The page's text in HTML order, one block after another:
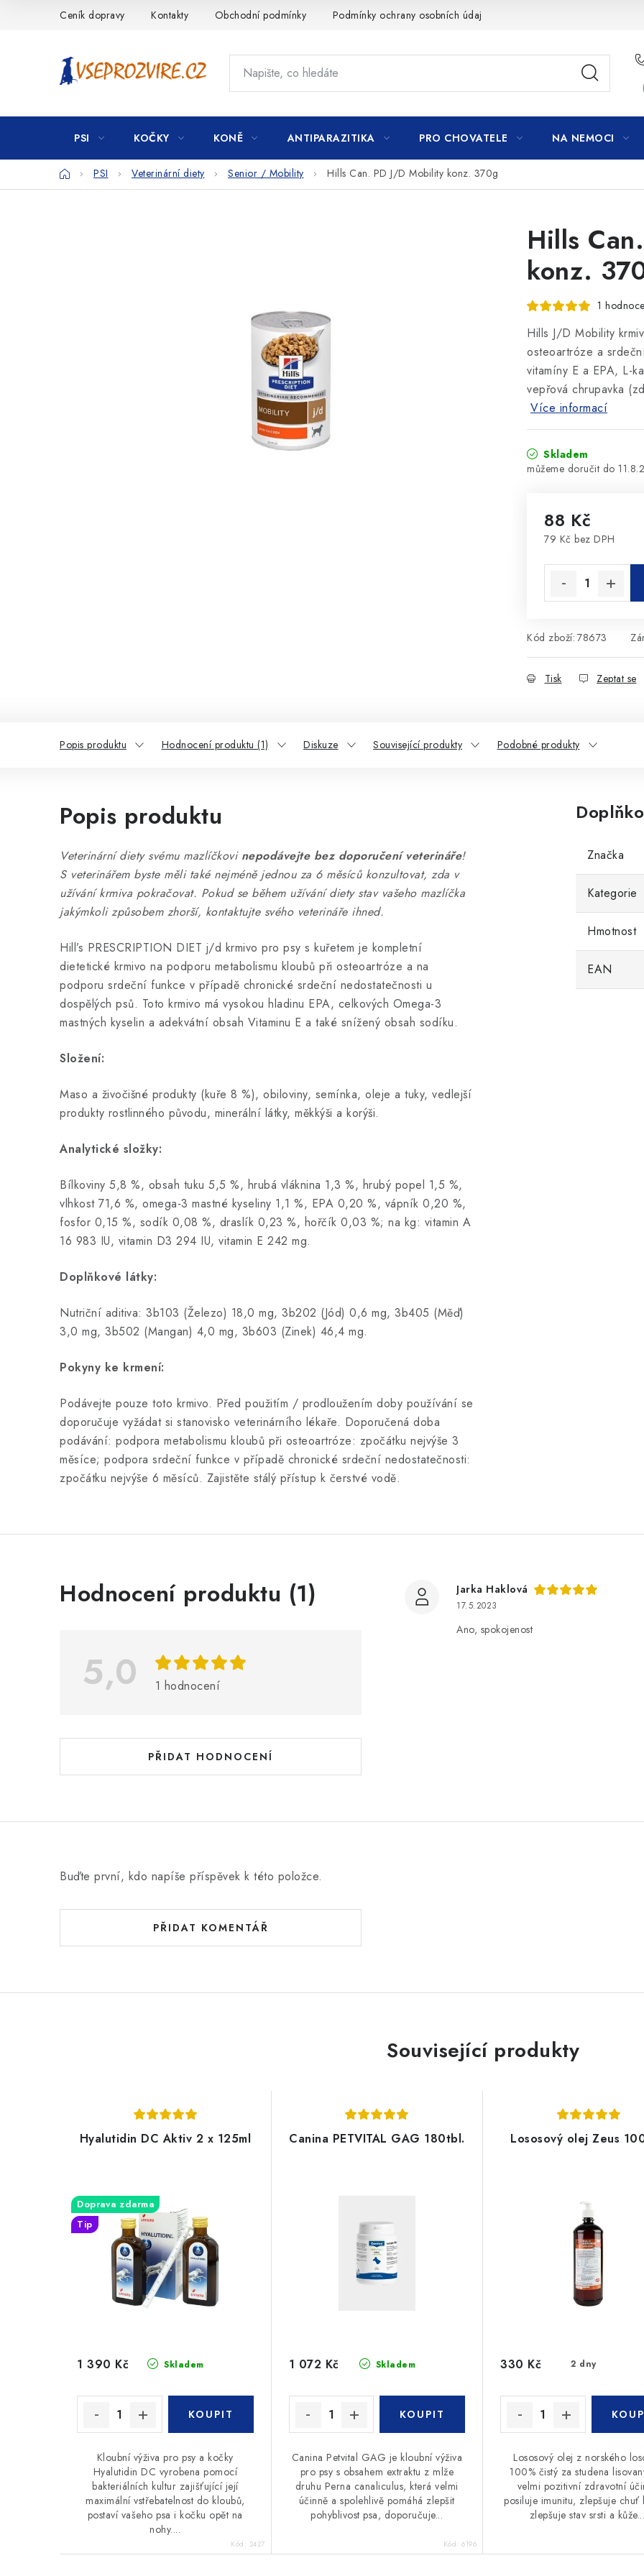
Ceník dopravy Kontakty Obchodní podmínky Podmínky ochrany osobních údajů
PSI KOČKY KONĚ ANTIPARAZITIKA PRO CHOVATELE NA NEMOCI
DomůPSI Veterinární diety Senior / Mobility Hills Can. PD J/D Mobility konz. 370g
Hills
konz.
1
Hills J/D Mobility
osteoartróze a
vitamíny E a EPA, L-
vepřová chrupavka
Více informací
Skladem
88 Kč
79 Kč bez DPH
Kód zboží: 78673
Tisk Zeptat se
Popis produktu Hodnocení produktu (1) Diskuze Související produkty Podobné produkty
Popis produktu
Veterinární diety svému mazlíčkovi nepodávejte bez doporučení veterináře!
S veterinářem byste měli také nejméně jednou za 6 měsíců konzultovat, zda v
užívání krmiva pokračovat. Pokud se během užívání diety stav vašeho mazlíčka
jakýmkoli způsobem zhorší, kontaktujte svého veterináře ihned.
Hill’s PRESCRIPTION DIET j/d krmivo pro psy s kuřetem je kompletní
dietetické krmivo na podporu metabolismu kloubů při osteoartróze a na
podporu srdeční funkce v případě chronické srdeční nedostatečnosti u
dospělých psů. Toto krmivo má vysokou hladinu EPA, celkových Omega-3
mastných kyselin a adekvátní obsah Vitaminu E a také snížený obsah sodíku.
Složení:
Maso a živočišné produkty (kuře 8 %), obiloviny, semínka, oleje a tuky, vedlejší
produkty rostlinného původu, minerální látky, měkkýši a korýši.
Analytické složky:
Bílkoviny 5,8 %, obsah tuku 5,5 %, hrubá vláknina 1,3 %, hrubý popel 1,5 %,
vlhkost 71,6 %, omega-3 mastné kyseliny 1,1 %, EPA 0,20 %, vápník 0,20 %,
fosfor 0,15 %, sodík 0,08 %, draslík 0,23 %, hořčík 0,03 %; na kg: vitamin A
16 983 IU, vitamin D3 294 IU, vitamin E 242 mg.
Doplňkové látky:
Nutriční aditiva: 3b103 (Železo) 18,0 mg, 3b202 (Jód) 0,6 mg, 3b405 (Měď)
3,0 mg, 3b502 (Mangan) 4,0 mg, 3b603 (Zinek) 46,4 mg.
Pokyny ke krmení:
Podávejte pouze toto krmivo. Před použitím / prodloužením doby používání se
doporučuje vyžádat si stanovisko veterinárního lékaře. Doporučená doba
podávání: podpora metabolismu kloubů při osteoartróze: zpočátku nejvýše 3
měsíce; podpora srdeční funkce v případě chronické srdeční nedostatečnosti:
zpočátku nejvýše 6 měsíců. Zajistěte stálý přístup k čerstvé vodě.
Značka
Kategorie
Hmotnost
EAN
Hodnocení produktu (1)
5,0 1 hodnocení
PŘIDAT HODNOCENÍ
V
o
n
c
n
Jarka Haklová
17.5.2023
Ano, spokojenost
Buďte první, kdo napíše příspěvek k této položce.
PŘIDAT KOMENTÁŘ
Související produkty
Hyalutidin DC Aktiv 2 x 125ml
Doprava zdarma
Tip
Skladem
1 390 Kč
Kloubní výživa pro psy a kočky
Hyalutidin DC vyrobena pomocí
bakteriálních kultur zajišťující její
maximální vstřebatelnost do kloubů,
postaví vašeho psa i kočku opět na
nohy....
Kód: 2427
Canina PETVITAL GAG 180tbl.
Skladem
1 072 Kč
Canina Petvital GAG je kloubní výživa
pro psy s obsahem extraktu z mlže
druhu Perna canaliculus, která velmi
účinně a spolehlivě pomáhá zlepšit
pohyblivost psa, doporučuje...
Kód: 6196
Lososový olej Zeus
2 dny
330 Kč
Lososový olej z norského
100% čistý za studena
velmi pozitivní zdravotní
posiluje imunitu, zlepšuje chuť
zlepšuje stav srsti a